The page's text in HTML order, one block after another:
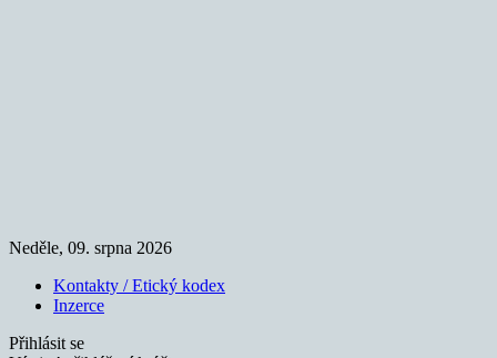
Neděle, 09. srpna 2026
Kontakty / Etický kodex
Inzerce
Přihlásit se